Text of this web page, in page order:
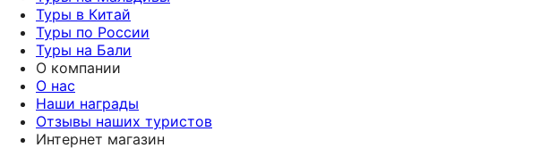
Туры в Китай
Туры по России
Туры на Бали
О компании
О нас
Наши награды
Отзывы наших туристов
Интернет магазин